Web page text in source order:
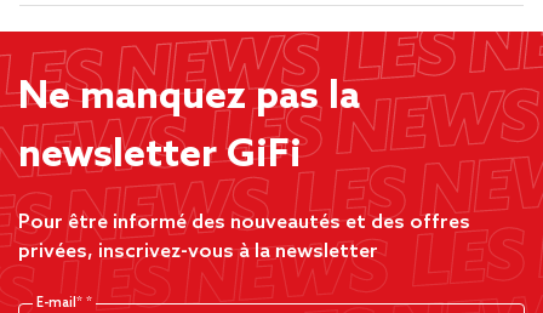
Ne manquez pas la
newsletter GiFi
Pour être informé des nouveautés et des offres
privées, inscrivez-vous à la newsletter
E-mail*